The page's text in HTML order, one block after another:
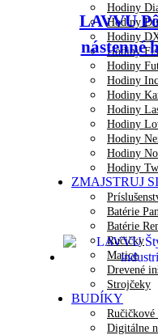
Hodiny
Hodiny
Hodiny
Hodiny
Hodiny
Hodiny
Hodiny
Hodiny
Hodiny
Hodiny
Hodiny
Hodiny
ZMAJSTRUJ
Batérie
Batérie
Ručičky
Matice
Drevené
Strojčeky
BUDÍKY
Ručičkové
Digitálne
LAVVU
nástenné